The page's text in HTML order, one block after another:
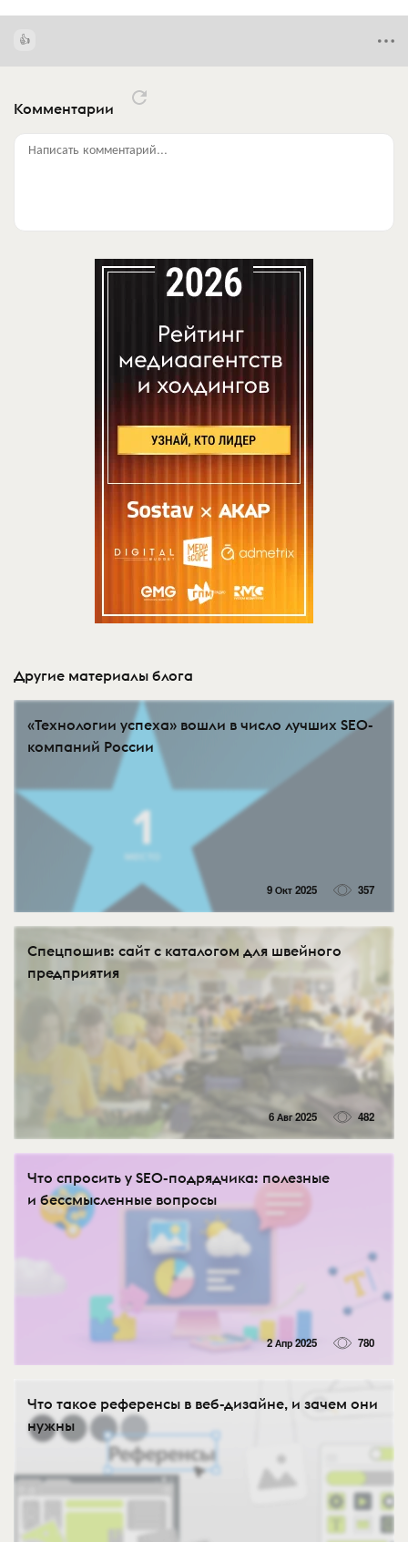
Комментарии
Написать комментарий...
Другие материалы блога
«Технологии успеха» вошли в число лучших SEO-
компаний России
9 Окт 2025 357
Спецпошив: сайт с каталогом для швейного
предприятия
6 Авг 2025 482
Что спросить у SEO-подрядчика: полезные
и бессмысленные вопросы
2 Апр 2025 780
Что такое референсы в веб-дизайне, и зачем они
нужны